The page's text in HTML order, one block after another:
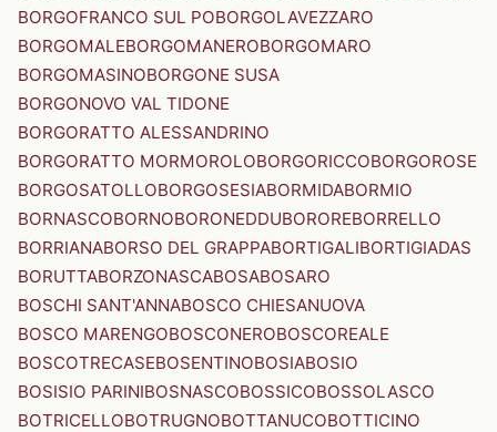
BORGOFRANCO SUL POBORGOLAVEZZARO
BORGOMALEBORGOMANEROBORGOMARO
BORGOMASINOBORGONE SUSA
BORGONOVO VAL TIDONE
BORGORATTO ALESSANDRINO
BORGORATTO MORMOROLOBORGORICCOBORGOROSE
BORGOSATOLLOBORGOSESIABORMIDABORMIO
BORNASCOBORNOBORONEDDUBOROREBORRELLO
BORRIANABORSO DEL GRAPPABORTIGALIBORTIGIADAS
BORUTTABORZONASCABOSABOSARO
BOSCHI SANT'ANNABOSCO CHIESANUOVA
BOSCO MARENGOBOSCONEROBOSCOREALE
BOSCOTRECASEBOSENTINOBOSIABOSIO
BOSISIO PARINIBOSNASCOBOSSICOBOSSOLASCO
BOTRICELLOBOTRUGNOBOTTANUCOBOTTICINO